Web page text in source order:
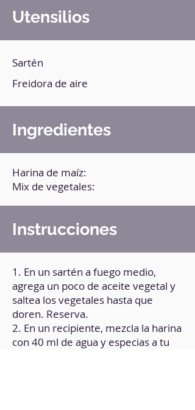
Utensilios
Sartén
Freidora de aire
Ingredientes
Harina de maíz:
Mix de vegetales:
Instrucciones
1. En un sartén a fuego medio,
agrega un poco de aceite vegetal y
saltea los vegetales hasta que
doren. Reserva.
2. En un recipiente, mezcla la harina
con 40 ml de agua y especias a tu